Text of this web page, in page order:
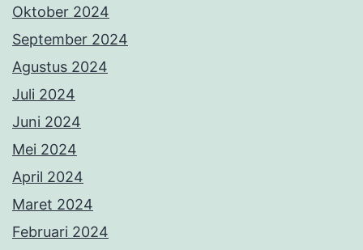
Oktober 2024
September 2024
Agustus 2024
Juli 2024
Juni 2024
Mei 2024
April 2024
Maret 2024
Februari 2024